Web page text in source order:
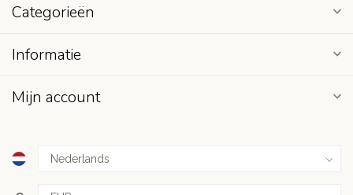
Categorieën
Informatie
Mijn account